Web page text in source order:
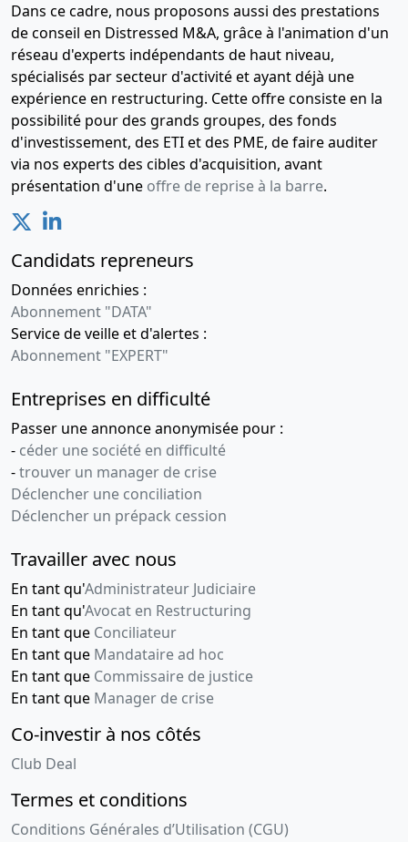
Dans ce cadre, nous proposons aussi des prestations
de conseil en Distressed M&A, grâce à l'animation d'un
réseau d'experts indépendants de haut niveau,
spécialisés par secteur d'activité et ayant déjà une
expérience en restructuring. Cette offre consiste en la
possibilité pour des grands groupes, des fonds
d'investissement, des ETI et des PME, de faire auditer
via nos experts des cibles d'acquisition, avant
présentation d'une offre de reprise à la barre.
Candidats repreneurs
Données enrichies :
Abonnement "DATA"
Service de veille et d'alertes :
Abonnement "EXPERT"
Entreprises en difficulté
Passer une annonce anonymisée pour :
- céder une société en difficulté
-trouver un manager de crise
Déclencher une conciliation
Déclencher un prépack cession
Travailler avec nous
En tant qu'Administrateur Judiciaire
En tant qu'Avocat en Restructuring
En tant que Conciliateur
En tant que Mandataire ad hoc
En tant que Commissaire de justice
En tant que Manager de crise
Co-investir à nos côtés
Club Deal
Termes et conditions
Conditions Générales d’Utilisation (CGU)